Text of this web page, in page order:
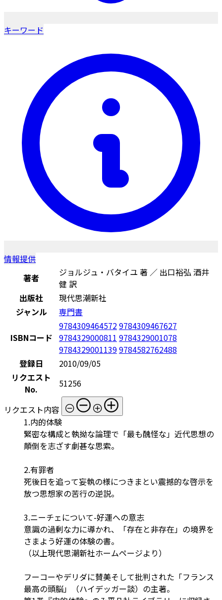
キーワード
情報提供
著者
ジョルジュ・バタイユ 著 ／ 出口裕弘 酒井
健 訳
出版社
現代思潮新社
ジャンル
専門書
ISBNコード
97843094645729784309467627
9784329000811 9784329001078
97843290011399784582762488
登録日
2010/09/05
リクエスト
No.
51256
リクエスト内容
1.内的体験
緊密な構成と執拗な論理で「最も醜怪な」近代思想の
顛倒を志ざす劇甚な思索。
2.有罪者
死後日を追って妄執の様につきまとい震撼的な啓示を
放つ思想家の苦行の逆説。
3.ニーチェについて-好運への意志
意識の過剰な力に導かれ、「存在と非存在」の境界を
さまよう好運の体験の書。
（以上現代思潮新社ホームページより）
フーコーやデリダに賛美そして批判された「フランス
最高の頭脳」（ハイデッガー談）の主著。